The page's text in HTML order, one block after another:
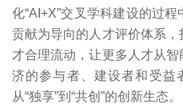
化“AI+X”交叉学科建设的过
贡献为导向的人才评价体系
才合理流动，让更多人才从
济的参与者、建设者和受益
从“独享”到“共创”的创新生态。